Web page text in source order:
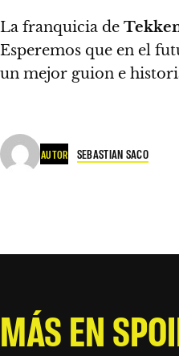
La franquicia de
Esperemos que en el
un mejor guion e
AUTOR SEBASTIAN SACO
MÁS EN